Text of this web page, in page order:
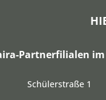
Partnerfilialen
Schülerstraße 1